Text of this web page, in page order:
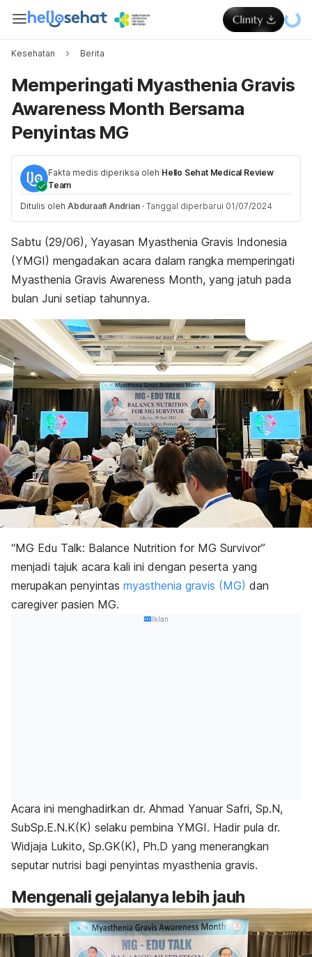
Kesehatan Berita
Memperingati Myasthenia Gravis
Awareness Month Bersama
Penyintas MG
Fakta medis diperiksa oleh Hello Sehat Medical Review
Team
Ditulis oleh Abduraafi Andrian · Tanggal diperbarui 01/07/2024
Sabtu (29/06), Yayasan Myasthenia Gravis Indonesia
(YMGI) mengadakan acara dalam rangka memperingati
Myasthenia Gravis Awareness Month, yang jatuh pada
bulan Juni setiap tahunnya.
“MG Edu Talk: Balance Nutrition for MG Survivor”
menjadi tajuk acara kali ini dengan peserta yang
merupakan penyintas myasthenia gravis (MG) dan
caregiver pasien MG.
Iklan
Acara ini menghadirkan dr. Ahmad Yanuar Safri, Sp.N,
SubSp.E.N.K(K) selaku pembina YMGI. Hadir pula dr.
Widjaja Lukito, Sp.GK(K), Ph.D yang menerangkan
seputar nutrisi bagi penyintas myasthenia gravis.
Mengenali gejalanya lebih jauh